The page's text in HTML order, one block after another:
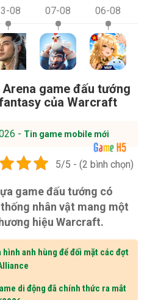
08 07-08 06-08
game đấu tướng
của Warcraft
- Tin game mobile mới
5/5 - (2 bình chọn)
game đấu tướng có
nhân vật mang một
hiệu Warcraft.
hình anh hùng để đối mặt các đợt
di động đã chính thức ra mắt